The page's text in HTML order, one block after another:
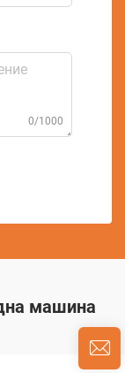
0/1000
машина